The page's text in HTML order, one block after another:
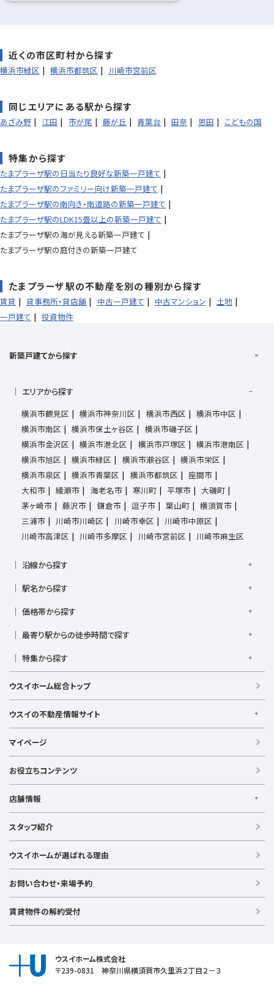
近くの市区町村から探す
横浜市緑区 横浜市都筑区 川崎市宮前区
同じエリアにある駅から探す
あざみ野 江田 市が尾 藤が丘 青葉台 田奈 恩田 こどもの国
特集から探す
たまプラーザ駅の日当たり良好な新築一戸建て
たまプラーザ駅のファミリー向け新築一戸建て
たまプラーザ駅の南向き・南道路の新築一戸建て
たまプラーザ駅のLDK15畳以上の新築一戸建て
たまプラーザ駅の海が見える新築一戸建て
たまプラーザ駅の庭付きの新築一戸建て
たまプラーザ駅の不動産を別の種別から探す
賃貸 貸事務所・貸店舗 中古一戸建て 中古マンション
土地
一戸建て
投資物件
新築戸建てから探す
エリアから探す
横浜市鶴見区
横浜市神奈川区 横浜市西区
横浜市中区
横浜市南区
横浜市保土ヶ谷区
横浜市磯子区
横浜市金沢区
横浜市港北区 横浜市戸塚区
横浜市港南区
横浜市旭区
横浜市緑区 横浜市瀬谷区
横浜市栄区
横浜市泉区
横浜市青葉区 横浜市都筑区
座間市
大和市
綾瀬市 海老名市 寒川町 平塚市
大磯町
茅ヶ崎市
藤沢市 鎌倉市 逗子市 葉山町
横須賀市
三浦市
川崎市川崎区 川崎市幸区
川崎市中原区
川崎市高津区
川崎市多摩区 川崎市宮前区 川崎市麻生区
沿線から探す
湘南新宿ライン高海
小田急江ノ島線
ブルーライン
みなとみらい線
相鉄いずみ野線
相模鉄道新横浜線
江ノ島電鉄
湘南モノレール
駅名から探す
上大岡駅
港南台駅
小机駅 桜木町駅
根岸駅
平塚駅
横須賀中央駅
横浜駅
価格帯から探す
5,000万円台
8,000万円台
最寄り駅からの徒歩時間で探す
駅徒歩20分以内
駅徒歩21分以上
特集から探す
日当たり良好
ファミリー向け
南向き・南道路の
LDK15畳以上
海が見える
ウスイホーム総合トップ
ウスイの不動産情報サイト
【借りる】
賃貸住宅
事業用賃貸
【買う】
新築戸建て
土地
投資物件
ラグジュアリー物件
【売る】
マイページ
お役立ちコンテンツ
店舗情報
【横浜エリア】
金沢文庫店
上大岡店 戸塚店 新横浜店
港北ニュータウン店
【湘南エリア】
追浜店
衣笠店
横須賀中央店
スタッフ紹介
ウスイホームが選ばれる理由
お問い合わせ・来場予約
賃貸物件の解約受付
ウスイホーム株式会社
〒239-0831 神奈川県横須賀市久里浜２丁目２－３